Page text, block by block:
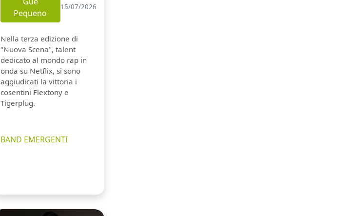
Pequeno
15/07/2026
Nella terza edizione di
"Nuova Scena", talent
dedicato al mondo rap in
onda su Netflix, si sono
aggiudicati la vittoria i
cosentini Flextony e
Tigerplug.
BAND EMERGENTI